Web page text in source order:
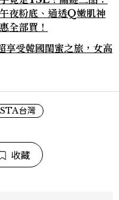
夜粉底、通透Q嫩肌神
全部買！
享受韓國閨蜜之旅，女高
台灣
收藏